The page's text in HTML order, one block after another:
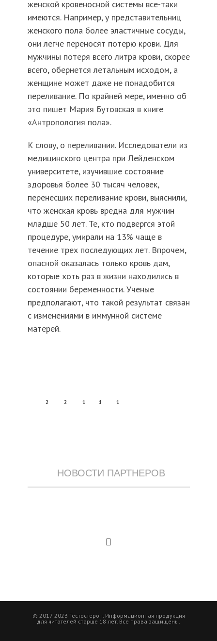
женской кровеносной системы все-таки
имеются. Например, у представительниц
женского пола более эластичные сосуды,
они легче переносят потерю крови. Для
мужчины потеря всего литра крови, скорее
всего, обернется летальным исходом, а
женщине может даже не понадобится
переливание. По крайней мере, именно об
это пишет Мария Бутовская в книге
«Антропология пола».
К слову, о переливании. Исследователи из
медицинского центра при Лейденском
университете, изучившие состояние
здоровья более 30 тысяч человек,
перенесших переливание крови, выяснили,
что женская кровь вредна для мужчин
младше 50 лет. Те, кто подвергся этой
процедуре, умирали на 13% чаще в
течение трех последующих лет. Впрочем,
опасной оказалась только кровь дам,
которые хоть раз в жизни находились в
состоянии беременности. Ученые
предполагают, что такой результат связан
с изменениями в иммунной системе
матерей.
2 2 1 1 1
НОВОСТИ ПАРТНЕРОВ
© 2017-2023 Тестостерон. Информационная продукция
для читателей старше 18 лет. Все права защищены.